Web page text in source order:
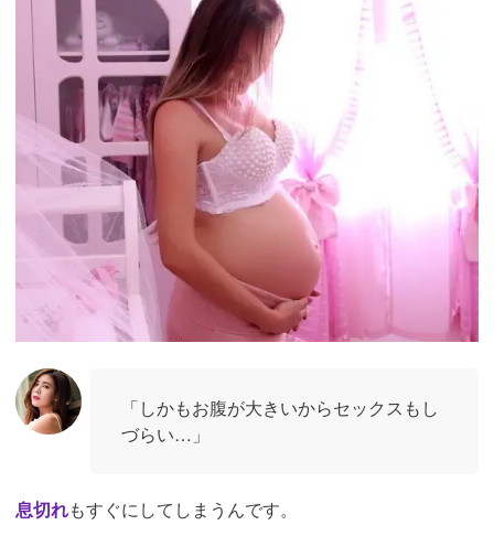
「しかもお腹が大きいからセックスもし
づらい…」
息切れもすぐにしてしまうんです。